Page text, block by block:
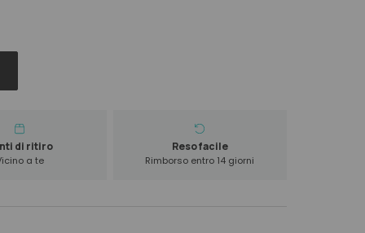
di ritiro
a te
Reso facile
Rimborso entro 14 giorni